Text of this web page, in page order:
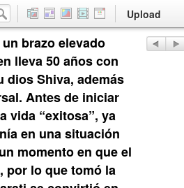
Upload
brazo elevado
lleva 50 años con
dios Shiva, además
Antes de iniciar
vida “exitosa”, ya
en una situación
momento en que el
por lo que tomó la